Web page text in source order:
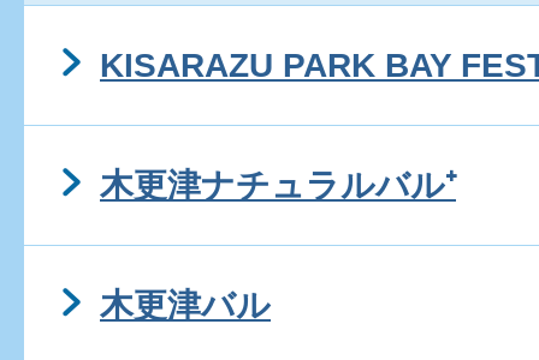
KISARAZU PARK BAY
木更津ナチュラルバル⁺
木更津バル